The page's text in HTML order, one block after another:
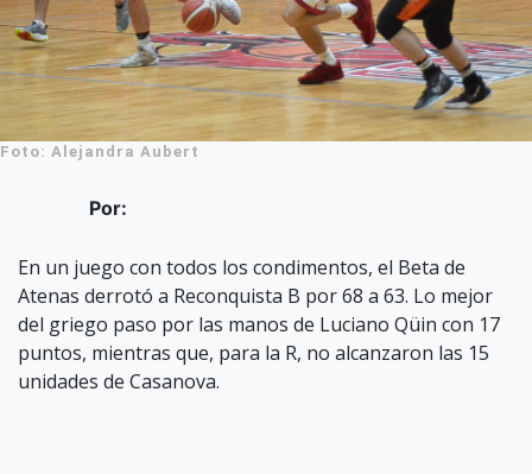
Foto: Alejandra Aubert
Por:
En un juego con todos los condimentos, el Beta de
Atenas derrotó a Reconquista B por 68 a 63. Lo mejor
del griego paso por las manos de Luciano Qüin con 17
puntos, mientras que, para la R, no alcanzaron las 15
unidades de Casanova.